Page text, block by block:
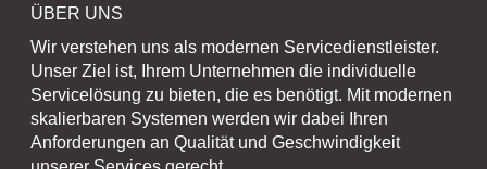
ÜBER UNS
Wir verstehen uns als modernen Servicedienstleister.
Unser Ziel ist, Ihrem Unternehmen die individuelle
Servicelösung zu bieten, die es benötigt. Mit modernen
skalierbaren Systemen werden wir dabei Ihren
Anforderungen an Qualität und Geschwindigkeit